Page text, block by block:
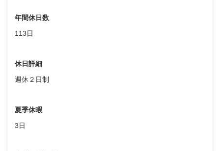
年間休日数
113日
休日詳細
週休２日制
夏季休暇
3日